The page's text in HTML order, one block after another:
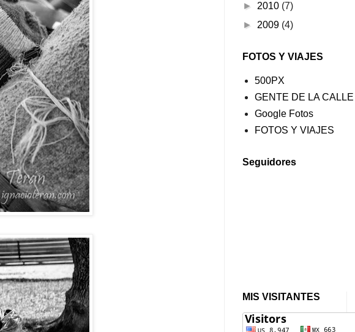
► 2010 (7)
► 2009 (4)
FOTOS Y VIAJES
500PX
GENTE DE LA
Google Fotos
FOTOS Y VIAJES
Seguidores
MIS VISITANTES